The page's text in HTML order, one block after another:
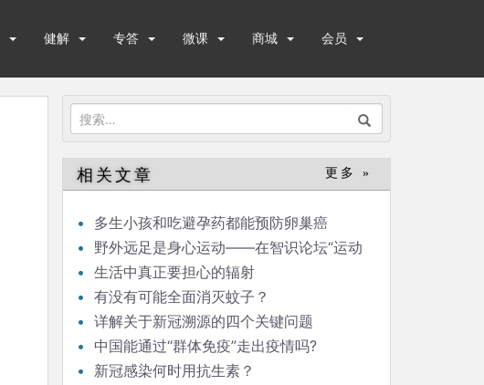
健解 专答 微课 商城 会员
搜
索：
相关文章 更多 »
多生小孩和吃避孕药都能预防卵巢癌
野外远足是身心运动——在智识论坛“运动
与健康”的发言
生活中真正要担心的辐射
有没有可能全面消灭蚊子？
详解关于新冠溯源的四个关键问题
中国能通过“群体免疫”走出疫情吗?
新冠感染何时用抗生素？